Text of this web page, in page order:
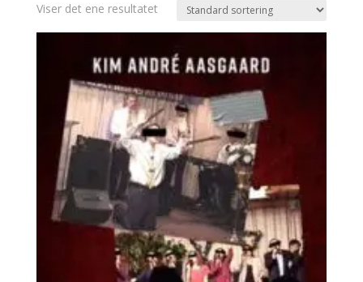
Viser det ene resultatet